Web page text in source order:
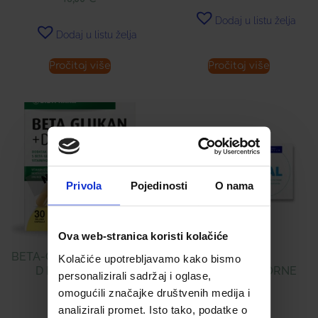
Privola Pojedinosti O nama
Ova web-stranica koristi kolačiće
Kolačiće upotrebljavamo kako bismo
personalizirali sadržaj i oglase,
omogućili značajke društvenih medija i
analizirali promet. Isto tako, podatke o
Dodaj u listu želja
Pročitaj više
Dodaj u listu želja
Pročitaj više
BETA-GLUKAN + VITAMIN
D KAPSULE Á 30
18,00
COLOSAL
ŽELUČANOOTPORNE